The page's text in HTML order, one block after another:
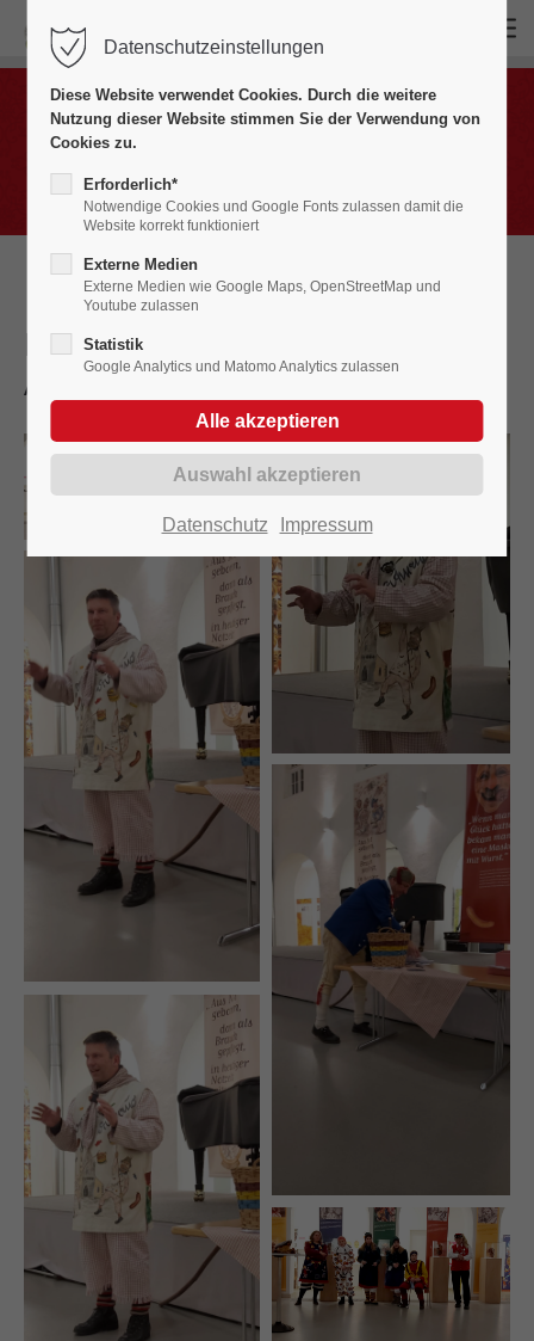
Login
Benutzername
Anmelden
Register|Lost your password?
Support
Lorem ipsum dolor sit amet:
24h / 365days
We offer support for our customers
Mon - Fri 8:00am - 5:00pm
Get in touch
376-293 City Road, Suite 600
San Francisco, CA 94102
Have any questions?
+44 1234 567 890
Drop us a line
info@yourdomain.com
About us
Lorem ipsum dolor sit amet, consectetuer
adipiscing elit.
Bildergalerien
Finissage + Ziehung des
Ausstellungsrätsels2022
Datenschutzeinstellungen
Diese Website verwendet Cookies. Durch die weitere
Nutzung dieser Website stimmen Sie der Verwendung von
Cookies zu.
Erforderlich*
Notwendige Cookies und Google Fonts zulassen damit die
Website korrekt funktioniert
Externe Medien
Externe Medien wie Google Maps, OpenStreetMap und
Youtube zulassen
Statistik
Google Analytics und Matomo Analytics zulassen
Datenschutz Impressum